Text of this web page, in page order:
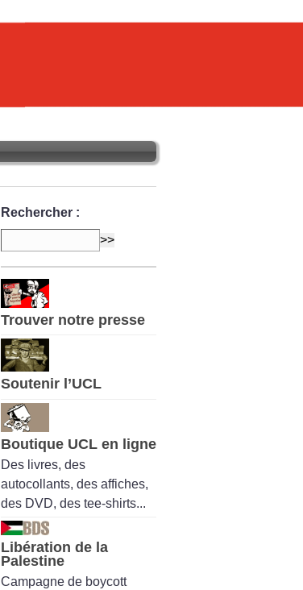
Rechercher :
Trouver notre presse
Soutenir l’UCL
Boutique UCL en ligne
Des livres, des
autocollants, des affiches,
des DVD, des tee-shirts...
Libération de la
Palestine
Campagne de boycott